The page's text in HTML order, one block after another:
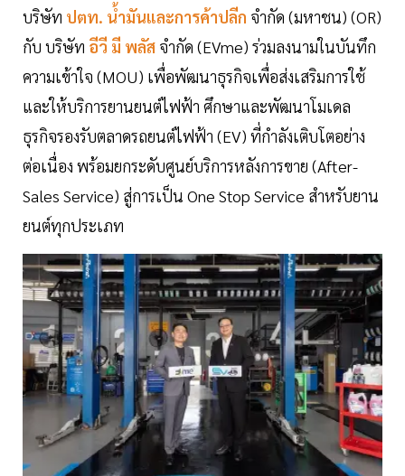
บริษัท ปตท. น้ำมันและการค้าปลีก จำกัด (มหาชน) (OR)
กับ บริษัท อีวี มี พลัส จำกัด (EVme) ร่วมลงนามในบันทึก
ความเข้าใจ (MOU) เพื่อพัฒนาธุรกิจเพื่อส่งเสริมการใช้
และให้บริการยานยนต์ไฟฟ้า ศึกษาและพัฒนาโมเดล
ธุรกิจรองรับตลาดรถยนต์ไฟฟ้า (EV) ที่กำลังเติบโตอย่าง
ต่อเนื่อง พร้อมยกระดับศูนย์บริการหลังการขาย (After-
Sales Service) สู่การเป็น One Stop Service สำหรับยาน
ยนต์ทุกประเภท